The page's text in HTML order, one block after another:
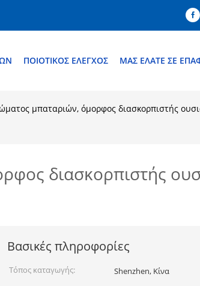
ΠΟΙΟΤΙΚΌΣ ΈΛΕΓΧΟΣ ΜΑΣ ΕΛΆΤΕ ΣΕ
μπαταριών, όμορφος διασκορπιστής
διασκορπιστής
Βασικές πληροφορίες
Τόπος καταγωγής:
Shenzhen, Κίνα